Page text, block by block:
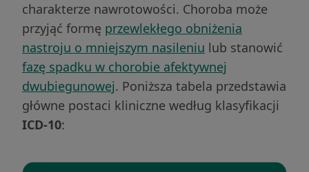
charakterze nawrotowości. Choroba może
przyjąć formę przewlekłego obniżenia
nastroju o mniejszym nasileniu lub stanowić
fazę spadku w chorobie afektywnej
dwubiegunowej. Poniższa tabela przedstawia
główne postaci kliniczne według klasyfikacji
ICD-10: